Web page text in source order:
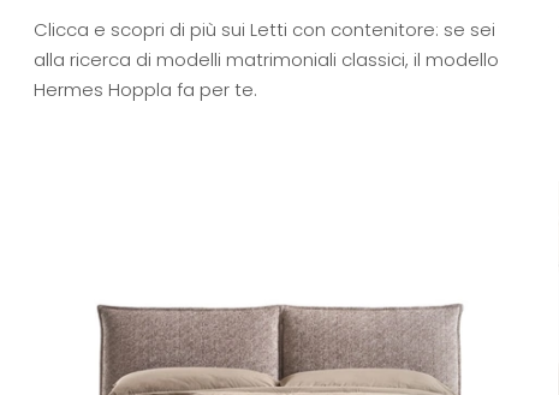
Clicca e scopri di più sui Letti con contenitore: se sei
alla ricerca di modelli matrimoniali classici, il modello
Hermes Hoppla fa per te.